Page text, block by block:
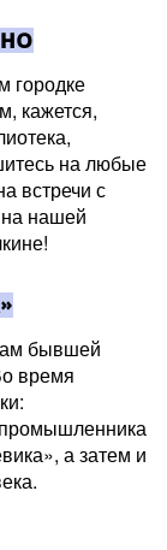
городке
кажется,
на любые
встречи с
на нашей
бывшей
время
а затем и